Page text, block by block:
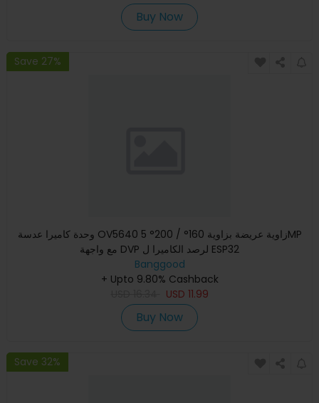
Buy Now
Save 27%
وحدة كاميرا عدسة OV5640 زاوية عريضة بزاوية 160° / 200° 5MP
مع واجهة DVP لرصد الكاميرا ل ESP32
Banggood
+ Upto 9.80% Cashback
USD 11.99
Buy Now
Save 32%